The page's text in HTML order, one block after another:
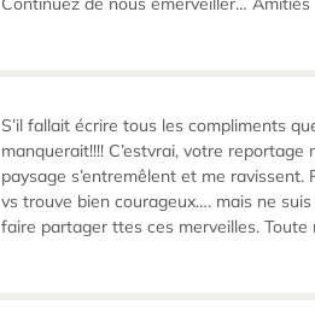
S’il fallait écrire tous les compliments
manquerait!!!! C’estvrai, votre reportage
paysage s’entremêlent et me ravissent.
vs trouve bien courageux…. mais ne
faire partager ttes ces merveilles. Toute